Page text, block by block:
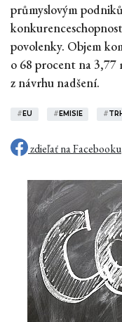
průmyslovým
povolenky. Objem
o 68 procent na 3,77
z návrhu nadšení.
#EU #EMISIE #
zdieľať na Facebooku